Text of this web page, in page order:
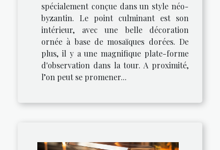
spécialement conçue dans un style néo-
byzantin. Le point culminant est son
intérieur, avec une belle décoration
ornée à base de mosaïques dorées. De
plus, il y a une magnifique plate-forme
d'observation dans la tour. A proximité,
l’on peut se promener...